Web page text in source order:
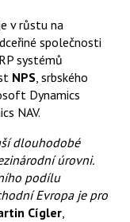
v růstu na
společnosti
systémů
NPS, srbského
Dynamics
NAV.
dlouhodobé
úrovni.
podílu
Evropa je pro
Cígler,